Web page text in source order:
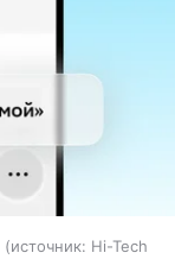
источник: Hi-Tech